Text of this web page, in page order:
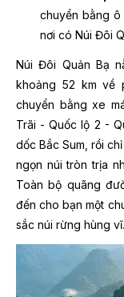
chuyển bằng ô
nơi có Núi Đôi
Núi Đôi Quản Bạ
khoảng 52 km về
chuyển bằng xe
Trãi - Quốc lộ 2 -
dốc Bắc Sum, rồi
ngọn núi tròn trịa
Toàn bộ quãng
đến cho bạn một
sắc núi rừng hùng vĩ.